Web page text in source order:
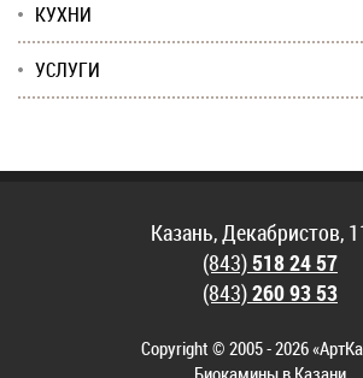
КУХНИ
УСЛУГИ
Казань, Декабристов,
(843)518 24 57
(843)260 93 53
Copyright © 2005 - 2026
Биокамины в Казани